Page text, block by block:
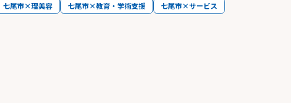
七尾市×理美容 七尾市×教育・学術支援
七尾市×サービス